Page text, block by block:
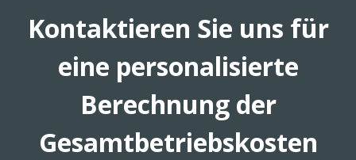
Kontaktieren Sie uns für
eine personalisierte
Berechnung der
Gesamtbetriebskosten